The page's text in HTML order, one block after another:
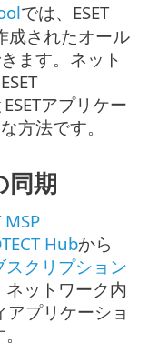
では、ESET
成されたオール
ます。ネット
アプリケー
方法です。
同期
MSP
Hubから
スクリプション
ネットワーク内
アプリケーショ